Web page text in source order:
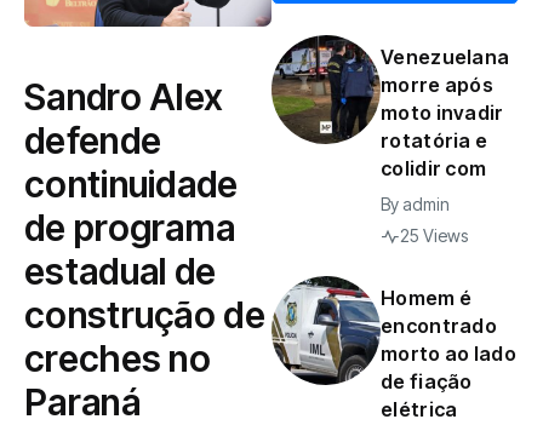
Sandro Alex
defende
continuidade
de programa
estadual de
construção de
creches no
Paraná
Venezuelana
morre após
moto invadir
rotatória e
colidir com
By admin
25 Views
Homem é
encontrado
morto ao lado
de fiação
elétrica